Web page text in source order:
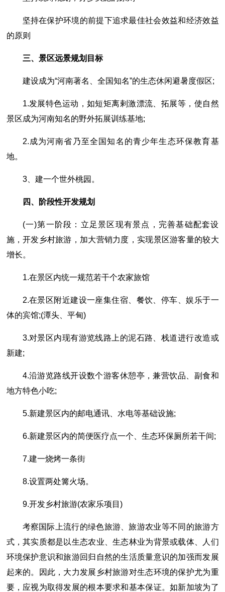
坚持在保护环境的前提下追求最佳社会效益和经济效益
的原则
三、景区远景规划目标
建设成为“河南著名、全国知名”的生态休闲避暑度假区;
1.发展特色运动，如短矩离剌激漂流、拓展等，使自然
景区成为河南知名的野外拓展训练基地;
2.成为河南省乃至全国知名的青少年生态环保教育基
地。
3、建一个世外桃园。
四、阶段性开发规划
(一)第一阶段：立足景区现有景点，完善基础配套设
施，开发乡村旅游，加大营销力度，实现景区游客量的较大
增长。
1.在景区内统一规范若干个农家旅馆
2.在景区附近建设一座集住宿、餐饮、停车、娱乐于一
体的宾馆;(潭头、平甸)
3.对景区内现有游览线路上的泥石路、栈道进行改造或
新建;
4.沿游览路线开设数个游客休憩亭，兼营饮品、副食和
地方特色小吃;
5.新建景区内的邮电通讯、水电等基础设施;
6.新建景区内的简便医疗点一个、生态环保厕所若干间;
7.建一烧烤一条街
8.设置两处篝火场。
9.开发乡村旅游(农家乐项目)
考察国际上流行的绿色旅游、旅游农业等不同的旅游方
式，其实质都是以生态农业、生态林业为背景或载体、人们
环境保护意识和旅游回归自然的生活质量意识的加强而发展
起来的。因此，大力发展乡村旅游对生态环境的保护尤为重
要，应视为取得发展的根本要求和基本保证。如新加坡为了